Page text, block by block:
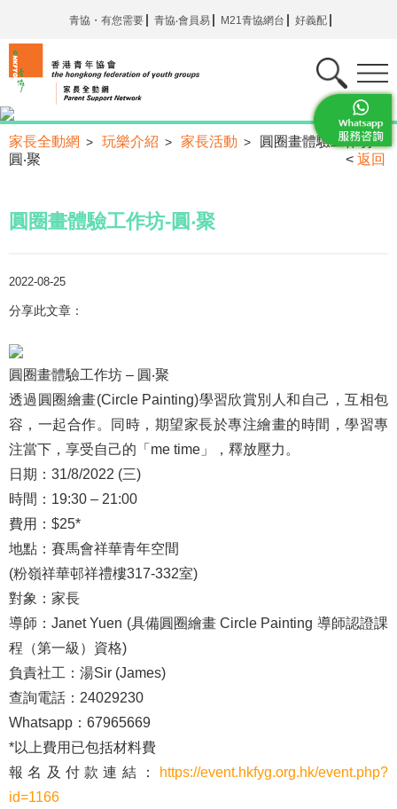
青協・有您需要 青協‧會員易 M21青協網台 好義配
家長全動網 > 玩樂介紹 > 家長活動 >
圓圈畫體驗工作坊-
圓‧聚
< 返回
圓圈畫體驗工作坊-圓‧聚
2022-08-25
分享此文章：
圓圈畫體驗工作坊 – 圓‧聚
透過圓圈繪畫(Circle Painting)學習欣賞別人和自己，互相包
容，一起合作。同時，期望家長於專注繪畫的時間，學習專
注當下，享受自己的「me time」，釋放壓力。
日期：31/8/2022 (三)
時間：19:30 – 21:00
費用：$25*
地點：賽馬會祥華青年空間
(粉嶺祥華邨祥禮樓317-332室)
對象：家長
導師：Janet Yuen (具備圓圈繪畫 Circle Painting 導師認證課
程（第一級）資格)
負責社工：湯Sir (James)
查詢電話：24029230
Whatsapp：67965669
*以上費用已包括材料費
報名及付款連結：
https://event.hkfyg.org.hk/event.php?
id=1166